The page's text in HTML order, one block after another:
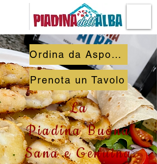
Ordina da Asporto
Prenota un Tavolo
La
Piadina Buona
Sana e Genuina